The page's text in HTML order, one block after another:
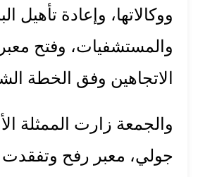
ووكالاتها، وإعادة تأهيل
والمستشفيات، وفتح
الاتجاهين وفق الخطة
والجمعة زارت الممثلة
جولي، معبر رفح